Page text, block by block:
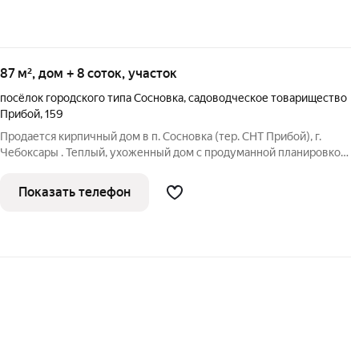
87 м², дом + 8 соток, участок
посёлок городского типа Сосновка,садоводческое товарищество
Прибой,159
Продается кирпичный дом в п. Сосновка (тер. СНТ Прибой), г.
Чебоксары . Теплый, ухоженный дом с продуманной планировкой:
кирпичный, что гарантирует долговечность и хорошую
теплоизоляцию.
Показать телефон